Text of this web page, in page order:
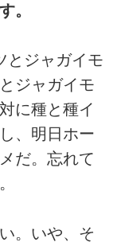
。
とジャガイモ
ジャガイモ
に種と種イ
、明日ホー
だ。忘れて
。いや、そ